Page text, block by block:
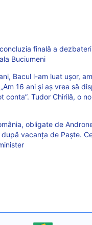
finală a
Buciumeni
Bacul l-am luat uşor,
16 ani și aș vrea să
conta”. Tudor Chirilă, o
obligate de
după vacanța de Paște.